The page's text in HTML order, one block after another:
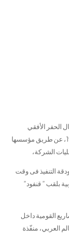
الحفر الأفقي
الموجه منذ أكثر من 40 عاما حيث تأسست عام 1980، عن طريق مؤسسها
الشركة،
التنفيذ فى وقت
بلقب ” قنفود”
القومية داخل
العربي، منفّذة